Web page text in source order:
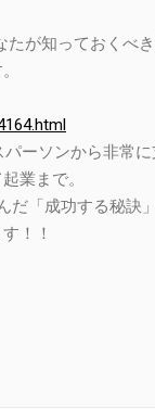
が知っておくべ
ーソンから非常に
業まで。
「成功する秘訣
！！